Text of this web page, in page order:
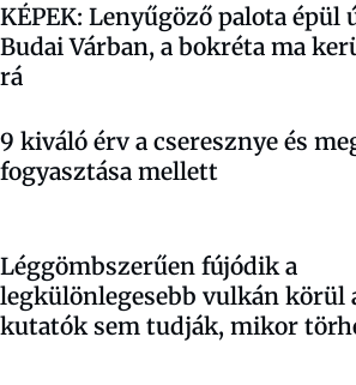
KÉPEK: Lenyűgöző palota épül
Budai Várban, a bokréta ma
rá
9 kiváló érv a cseresznye és
fogyasztása mellett
Léggömbszerűen fújódik a
legkülönlegesebb vulkán körül
kutatók sem tudják, mikor